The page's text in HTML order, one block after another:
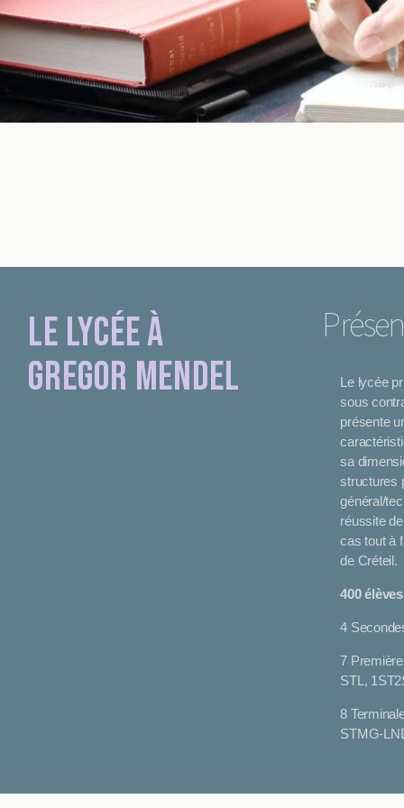
Le Lycée à
Gregor Mendel
Le lycée
sous
présente
sa
structures
général/
réussite
cas tout à
de Créteil.
400
4
7
STL,
8
STMG-